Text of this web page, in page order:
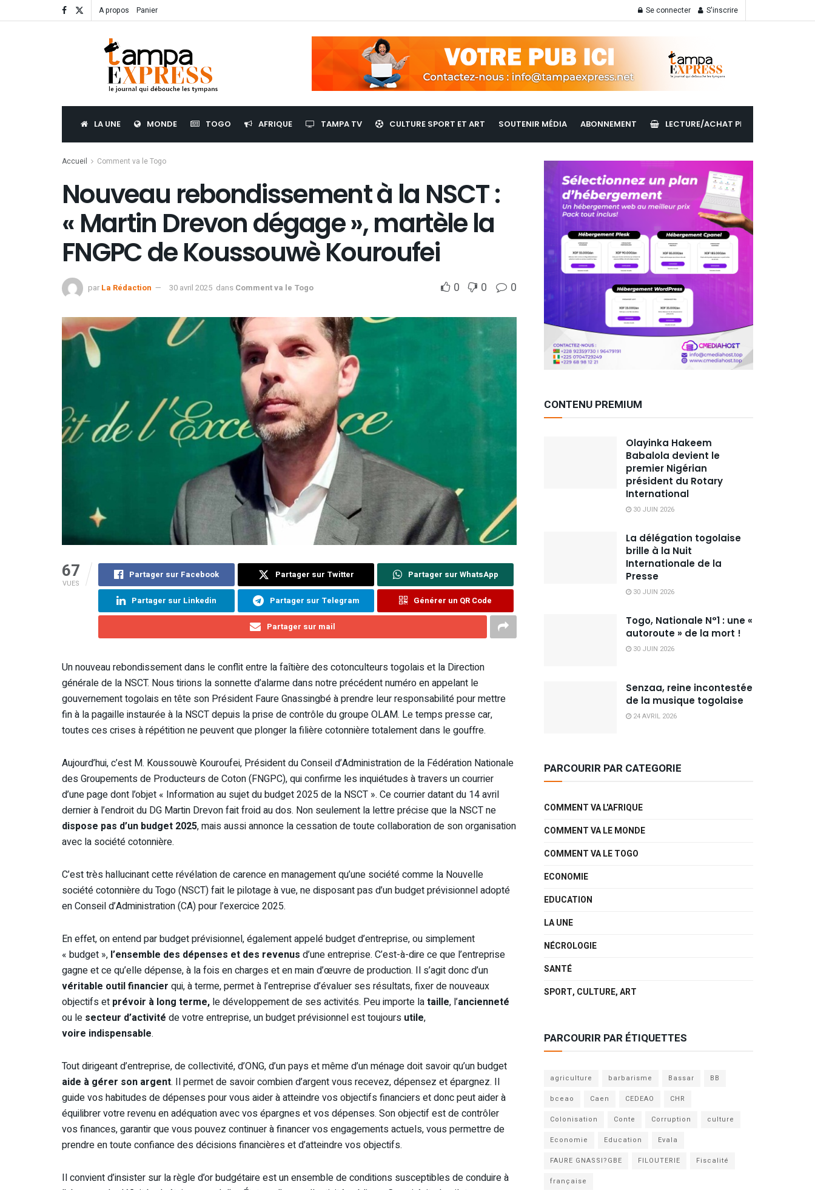
A propos Panier Se connecter S'inscrire
LA UNE MONDE TOGO AFRIQUE TAMPA TV CULTURE SPORT ET ART SOUTENIR MÉDIA ABONNEMENT LECTURE/ACHAT PDF
Accueil Comment va le Togo
Nouveau rebondissement à la NSCT :
« Martin Drevon dégage », martèle la
FNGPC de Koussouwè Kouroufei
par La Rédaction 30 avril 2025 dans Comment va le Togo 0 0 0
67
VUES
Partager sur Facebook Partager sur Twitter Partager sur WhatsApp
Partager sur Linkedin Partager sur Telegram Générer un QR Code
Partager sur mail
Un nouveau rebondissement dans le conflit entre la faîtière des cotonculteurs togolais et la Direction
générale de la NSCT. Nous tirions la sonnette d’alarme dans notre précédent numéro en appelant le
gouvernement togolais en tête son Président Faure Gnassingbé à prendre leur responsabilité pour mettre
fin à la pagaille instaurée à la NSCT depuis la prise de contrôle du groupe OLAM. Le temps presse car,
toutes ces crises à répétition ne peuvent que plonger la filière cotonnière totalement dans le gouffre.
Aujourd’hui, c’est M. Koussouwè Kouroufei, Président du Conseil d’Administration de la Fédération Nationale
des Groupements de Producteurs de Coton (FNGPC), qui confirme les inquiétudes à travers un courrier
d’une page dont l’objet « Information au sujet du budget 2025 de la NSCT ». Ce courrier datant du 14 avril
dernier à l’endroit du DG Martin Drevon fait froid au dos. Non seulement la lettre précise que la NSCT ne
dispose pas d’un budget 2025, mais aussi annonce la cessation de toute collaboration de son organisation
avec la société cotonnière.
C’est très hallucinant cette révélation de carence en management qu’une société comme la Nouvelle
société cotonnière du Togo (NSCT) fait le pilotage à vue, ne disposant pas d’un budget prévisionnel adopté
en Conseil d’Administration (CA) pour l’exercice 2025.
En effet, on entend par budget prévisionnel, également appelé budget d’entreprise, ou simplement
« budget », l’ensemble des dépenses et des revenus d’une entreprise. C’est-à-dire ce que l’entreprise
gagne et ce qu’elle dépense, à la fois en charges et en main d’œuvre de production. Il s’agit donc d’un
véritable outil financier qui, à terme, permet à l’entreprise d’évaluer ses résultats, fixer de nouveaux
objectifs et prévoir à long terme, le développement de ses activités. Peu importe lataille, l’ancienneté
ou le secteur d’activité de votre entreprise, un budget prévisionnel est toujours utile,
voire indispensable.
Tout dirigeant d’entreprise, de collectivité, d’ONG, d’un pays et même d’un ménage doit savoir qu’un budget
aide à gérer son argent. Il permet de savoir combien d’argent vous recevez, dépensez et épargnez. Il
guide vos habitudes de dépenses pour vous aider à atteindre vos objectifs financiers et donc peut aider à
équilibrer votre revenu en adéquation avec vos épargnes et vos dépenses. Son objectif est de contrôler
vos finances, garantir que vous pouvez continuer à financer vos engagements actuels, vous permettre de
prendre en toute confiance des décisions financières et d’atteindre vos objectifs.
Il convient d’insister sur la règle d’or budgétaire est un ensemble de conditions susceptibles de conduire à
CONTENU PREMIUM
Olayinka Hakeem
Babalola devient le
premier Nigérian
président du Rotary
International
30 JUIN 2026
La délégation togolaise
brille à la Nuit
Internationale de la
Presse
30 JUIN 2026
Togo, Nationale N°1 : une «
autoroute » de la mort !
30 JUIN 2026
Senzaa, reine incontestée
de la musique togolaise
24 AVRIL 2026
PARCOURIR PAR CATEGORIE
COMMENT VA L'AFRIQUE
COMMENT VA LE MONDE
COMMENT VA LE TOGO
ECONOMIE
EDUCATION
LA UNE
NÉCROLOGIE
SANTÉ
SPORT, CULTURE, ART
PARCOURIR PAR ÉTIQUETTES
agriculture barbarisme Bassar
BB
bceao
Caen CEDEAO
CHR
Colonisation
Conte Corruption
culture
Economie
Education
Evala
FAURE GNASSI?GBE
FILOUTERIE
Fiscalité
française